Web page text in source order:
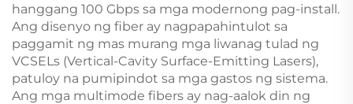
hanggang 100 Gbps sa mga modernong pag-install.
Ang disenyo ng fiber ay nagpapahintulot sa
paggamit ng mas murang mga liwanag tulad ng
VCSELs (Vertical-Cavity Surface-Emitting Lasers),
patuloy na pumipindot sa mga gastos ng sistema.
Ang mga multimode fibers ay nag-aalok din ng